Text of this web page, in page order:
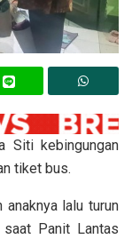
Siti kebingungan
tiket bus.
lalu turun
Panit Lantas